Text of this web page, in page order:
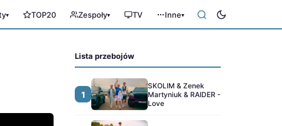
▾ TOP20 Zespoły▾ TV Inne▾
Lista przebojów
1
SKOLIM & Zenek
Martyniuk & RAIDER -
Love